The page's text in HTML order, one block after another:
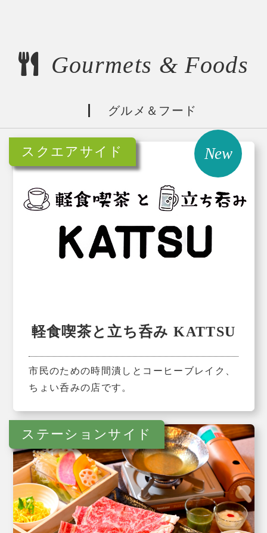
Gourmets & Foods
グルメ＆フード
軽食喫茶と立ち呑み KATTSU
市民のための時間潰しとコーヒーブレイク、
ちょい呑みの店です。